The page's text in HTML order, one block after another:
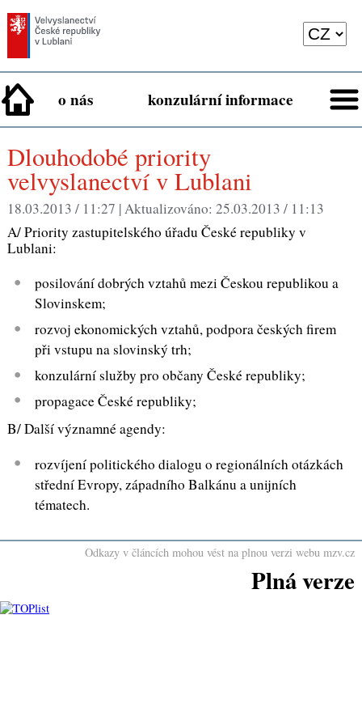
o nás konzulární informace
Dlouhodobé priority
velvyslanectví v Lublani
18.03.2013 / 11:27 |Aktualizováno: 25.03.2013 / 11:13
A/ Priority zastupitelského úřadu České republiky v
Lublani:
posilování dobrých vztahů mezi Českou republikou a
Slovinskem;
rozvoj ekonomických vztahů, podpora českých firem
při vstupu na slovinský trh;
konzulární služby pro občany České republiky;
propagace České republiky;
B/ Další významné agendy:
rozvíjení politického dialogu o regionálních otázkách
střední Evropy, západního Balkánu a unijních
tématech.
Odkazy v článcích mohou vést na plnou verzi webu mzv.cz
Plná verze